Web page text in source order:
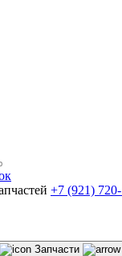
+7 (921)
Запчасти